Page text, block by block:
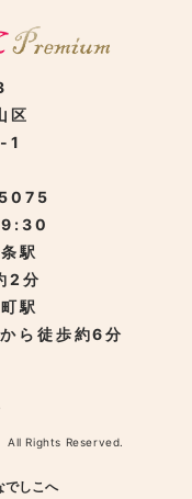
区
1
駅
2分
駅
ら徒歩約6分
All Rights Reserved.
でしこへ